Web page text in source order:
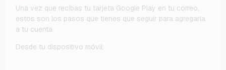
Una vez que recibas tu tarjeta Google Play en tu correo,
estos son los pasos que tienes que seguir para agregarla
a tu cuenta.
Desde tu dispositivo móvil: